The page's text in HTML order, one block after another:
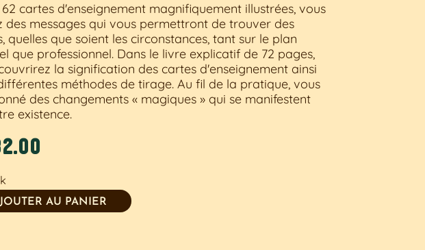
cartes d'enseignement magnifiquement illustrées, vous
des messages qui vous permettront de trouver des
quelles que soient les circonstances, tant sur le plan
que professionnel. Dans le livre explicatif de 72 pages,
la signification des cartes d'enseignement ainsi
méthodes de tirage. Au fil de la pratique, vous
des changements « magiques » qui se manifestent
existence.
AU PANIER